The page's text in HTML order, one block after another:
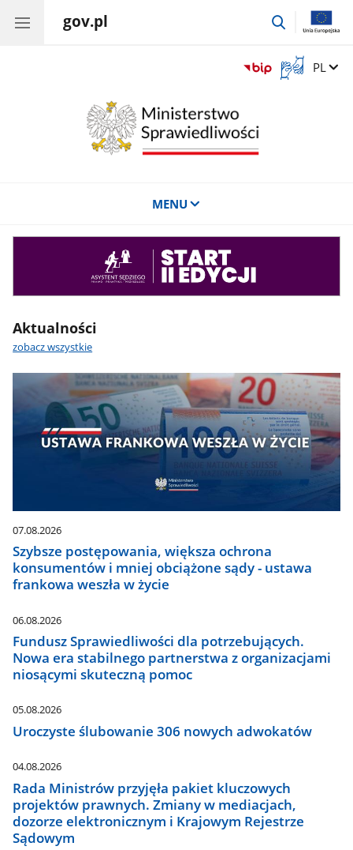
gov.pl
przejdź
Otwórz
okno
Zmień
PL
MENU
Aktualności
zobacz wszystkie
07.08.2026
Szybsze postępowania, większa ochrona
konsumentów i mniej obciążone sądy - ustawa
frankowa weszła w życie
06.08.2026
Fundusz Sprawiedliwości dla potrzebujących.
Nowa era stabilnego partnerstwa z organizacjami
niosącymi skuteczną pomoc
05.08.2026
Uroczyste ślubowanie 306 nowych adwokatów
04.08.2026
Rada Ministrów przyjęła pakiet kluczowych
projektów prawnych. Zmiany w mediacjach,
dozorze elektronicznym i Krajowym Rejestrze
Sądowym